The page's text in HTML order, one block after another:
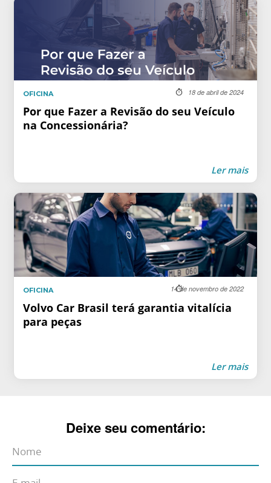
OFICINA 18 de abril de 2024
Por que Fazer a Revisão do seu Veículo
na Concessionária?
Ler mais
OFICINA 14 de novembro de 2022
Volvo Car Brasil terá garantia vitalícia
para peças
Ler mais
Deixe seu comentário: